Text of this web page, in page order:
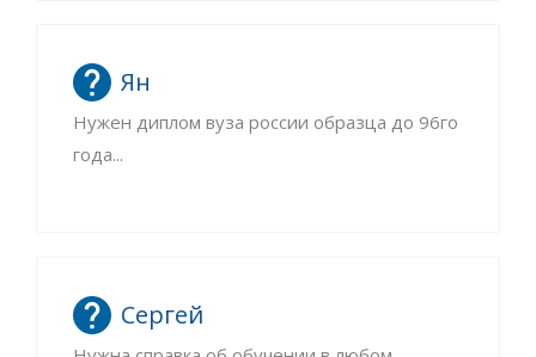
Ян
Нужен диплом вуза россии образца до 96го
года...
Сергей